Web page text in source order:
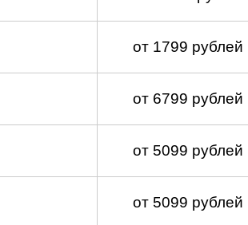
от 1799 рублей
от 6799 рублей
от 5099 рублей
от 5099 рублей